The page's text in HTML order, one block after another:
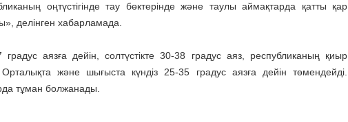
оңтүстігінде тау бөктерінде және таулы аймақтарда қатты қар
делінген хабарламада.
аязға дейін, солтүстікте 30-38 градус аяз, республиканың қиыр
және шығыста күндіз 25-35 градус аязға дейін төмендейді.
тұман болжанады.